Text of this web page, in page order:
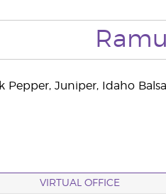
Juniper, Idaho
VIRTUAL OFFICE